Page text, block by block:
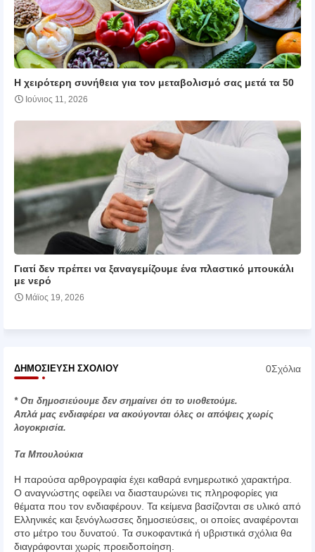
Η χειρότερη συνήθεια για τον μεταβολισμό σας μετά τα 50
Ιούνιος 11, 2026
Γιατί δεν πρέπει να ξαναγεμίζουμε ένα πλαστικό μπουκάλι
με νερό
Μάϊος 19, 2026
ΔΗΜΟΣΊΕΥΣΗ ΣΧΟΛΊΟΥ 0Σχόλια
* Οτι δημοσιεύουμε δεν σημαίνει ότι το υιοθετούμε.
Απλά μας ενδιαφέρει να ακούγονται όλες οι απόψεις χωρίς
λογοκρισία.
Τα Μπουλούκια
Η παρούσα αρθρογραφία έχει καθαρά ενημερωτικό χαρακτήρα.
Ο αναγνώστης οφείλει να διασταυρώνει τις πληροφορίες για
θέματα που τον ενδιαφέρουν. Τα κείμενα βασίζονται σε υλικό από
Ελληνικές και ξενόγλωσσες δημοσιεύσεις, οι οποίες αναφέρονται
στο μέτρο του δυνατού. Τα συκοφαντικά ή υβριστικά σχόλια θα
διαγράφονται χωρίς προειδοποίηση.